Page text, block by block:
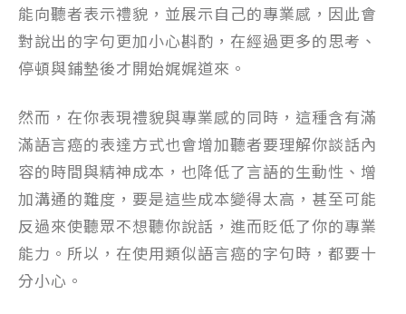
能向聽者表示禮貌，並展示自己的專業感，因此會
對說出的字句更加小心斟酌，在經過更多的思考、
停頓與鋪墊後才開始娓娓道來。
然而，在你表現禮貌與專業感的同時，這種含有滿
滿語言癌的表達方式也會增加聽者要理解你談話內
容的時間與精神成本，也降低了言語的生動性、增
加溝通的難度，要是這些成本變得太高，甚至可能
反過來使聽眾不想聽你說話，進而貶低了你的專業
能力。所以，在使用類似語言癌的字句時，都要十
分小心。